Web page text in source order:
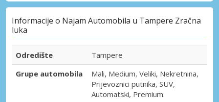
Informacije o Najam Automobila u Tampere Zračna
luka
Odredište
Tampere
Grupe automobila
Mali, Medium, Veliki, Nekretnina,
Prijevoznici putnika, SUV,
Automatski, Premium.